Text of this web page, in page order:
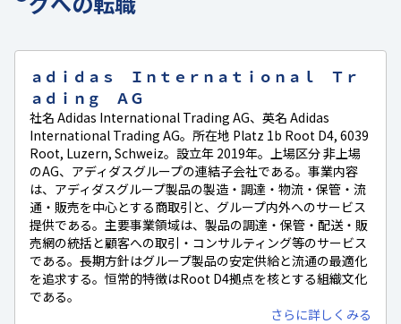
ａｄｉｄａｓ Ｉｎｔｅｒｎａｔｉｏｎａｌ Ｔｒ
ａｄｉｎｇ ＡＧ
社名 Adidas International Trading AG、英名 Adidas
International Trading AG。所在地 Platz 1b Root D4, 6039
Root, Luzern, Schweiz。設立年 2019年。上場区分 非上場
のAG、アディダスグループの連結子会社である。事業内容
は、アディダスグループ製品の製造・調達・物流・保管・流
通・販売を中心とする商取引と、グループ内外へのサービス
提供である。主要事業領域は、製品の調達・保管・配送・販
売網の統括と顧客への取引・コンサルティング等のサービス
である。長期方針はグループ製品の安定供給と流通の最適化
を追求する。恒常的特徴はRoot D4拠点を核とする組織文化
である。
さらに詳しくみる